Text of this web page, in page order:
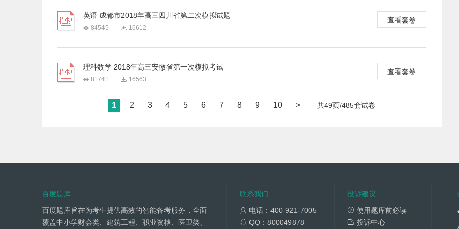
英语 成都市2018年高三四川省第二次模拟试题
84545 16612
查看套卷
理科数学 2018年高三安徽省第一次模拟考试
81741 16563
查看套卷
1 2 3 4 5 6 7 8 9 10 > 共49页/485套试卷
百度题库
百度题库旨在为考生提供高效的智能备考服务，全面
覆盖中小学财会类、建筑工程、职业资格、医卫类、
联系我们
电话：400-921-7005
QQ：800049878
投诉建议
使用题库前必读
投诉中心